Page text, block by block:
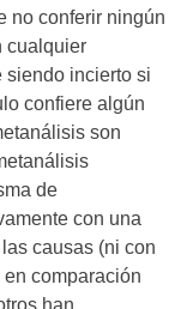
no conferir ningún
cualquier
siendo incierto si
confiere algún
son
de
con una
causas (ni con
comparación
han